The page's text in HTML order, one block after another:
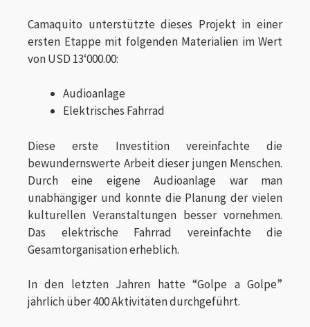
Camaquito unterstützte dieses Projekt in einer
ersten Etappe mit folgenden Materialien im Wert
von USD 13‘000.00:
Audioanlage
Elektrisches Fahrrad
Diese erste Investition vereinfachte die
bewundernswerte Arbeit dieser jungen Menschen.
Durch eine eigene Audioanlage war man
unabhängiger und konnte die Planung der vielen
kulturellen Veranstaltungen besser vornehmen.
Das elektrische Fahrrad vereinfachte die
Gesamtorganisation erheblich.
In den letzten Jahren hatte “Golpe a Golpe”
jährlich über 400 Aktivitäten durchgeführt.